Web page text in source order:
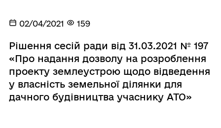
02/04/2021 159
Рішення сесій ради від 31.03.2021 № 197
«Про надання дозволу на розроблення
проекту землеустрою щодо відведення
у власність земельної ділянки для
дачного будівництва учаснику АТО»